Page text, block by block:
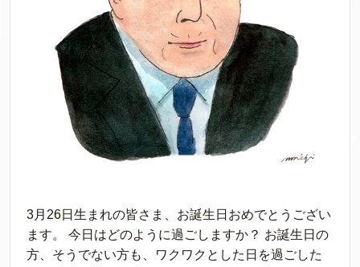
3月26日生まれの皆さま、お誕生日おめでとうござい
ます。 今日はどのように過ごしますか？ お誕生日の
方、そうでない方も、ワクワクとした日を過ごした